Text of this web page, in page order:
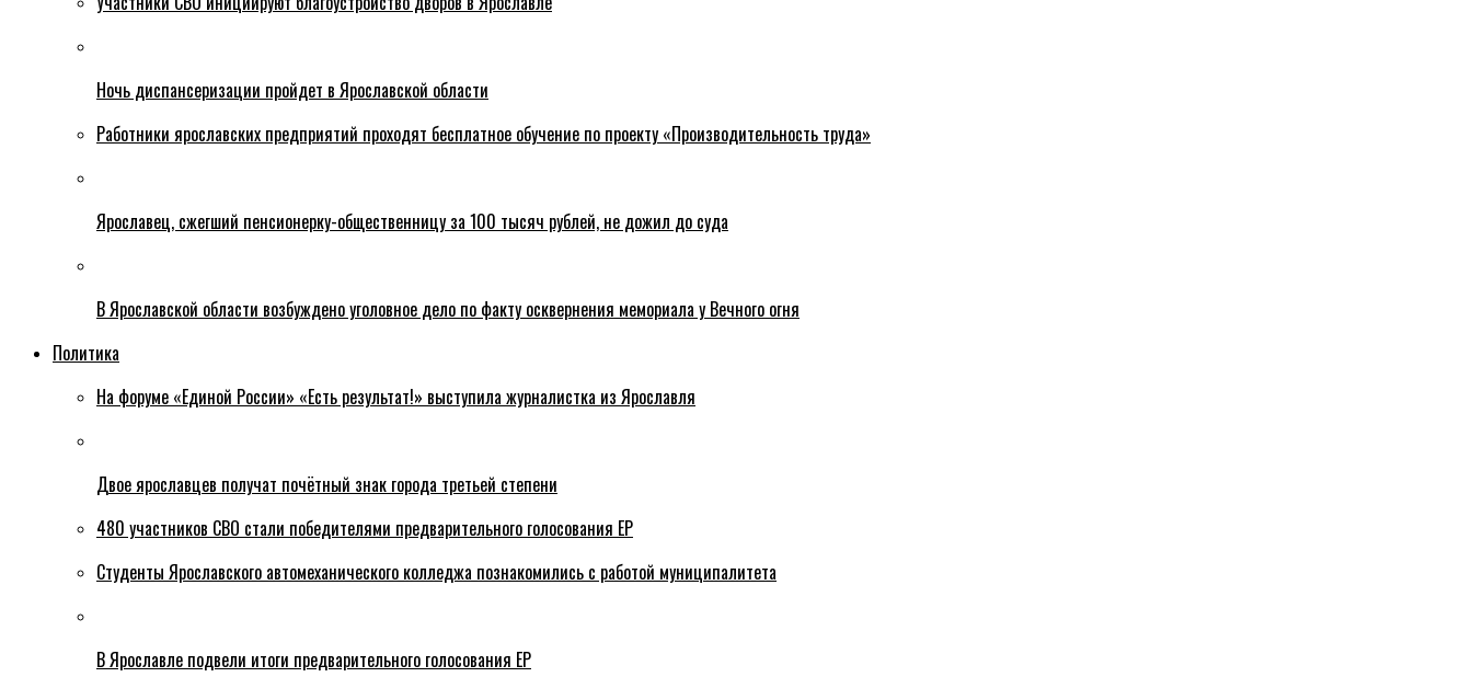
Ночь диспансеризации пройдет в Ярославской области
Работники ярославских предприятий проходят бесплатное обучение по проекту «Производительность труда»
Ярославец, сжегший пенсионерку-общественницу за 100 тысяч рублей, не дожил до суда
В Ярославской области возбуждено уголовное дело по факту осквернения мемориала у Вечного огня
Политика
На форуме «Единой России» «Есть результат!» выступила журналистка из Ярославля
Двое ярославцев получат почётный знак города третьей степени
480 участников СВО стали победителями предварительного голосования ЕР
Студенты Ярославского автомеханического колледжа познакомились с работой муниципалитета
В Ярославле подвели итоги предварительного голосования ЕР